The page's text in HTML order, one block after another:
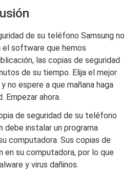
de su teléfono Samsung no
el software que hemos
las copias de seguridad
de su tiempo. Elija el mejor
no espere a que mañana haga
Empezar ahora.
de seguridad de su teléfono
debe instalar un programa
computadora. Sus copias de
en su computadora, por lo que
y virus dañinos.